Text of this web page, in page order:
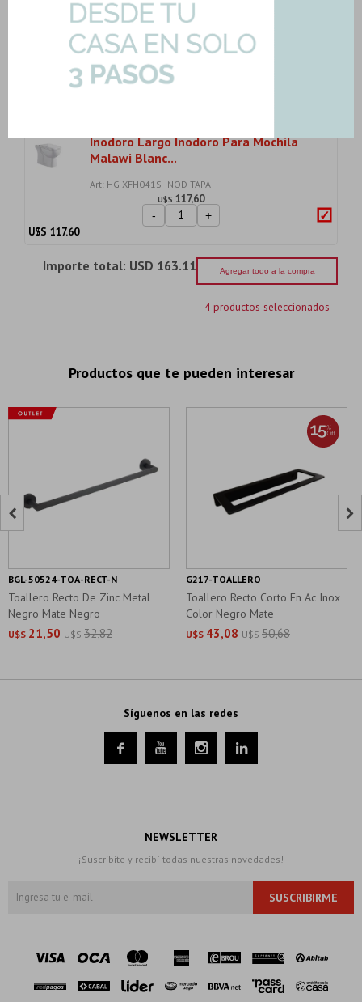
Jabonera Con Plato Vidrio De Zinc
Negro Mate
Art: BGL-50539-JABONERA-N
U$S
Inodoro Largo Inodoro Para Mochila
Malawi Blanc...
Art: HG-XFH041S-INOD-TAPA
U$S 117,60
- +
U$S 117.60
Importe total: USD 163.11 Agregar todo a la compra
4 productos seleccionados
Productos que te pueden interesar
Toallero Recto De Zinc Metal
Negro Mate Negro
U$S 21,50 U$S 32,82
BGL-50524-TOA-RECT-N
Toallero Recto Corto En Ac Inox
Color Negro Mate
U$S 43,08 U$S 50,68
G217-TOALLERO
 
Síguenos en las redes
   
NEWSLETTER
¡Suscribite y recibí todas nuestras novedades!
SUSCRIBIRME